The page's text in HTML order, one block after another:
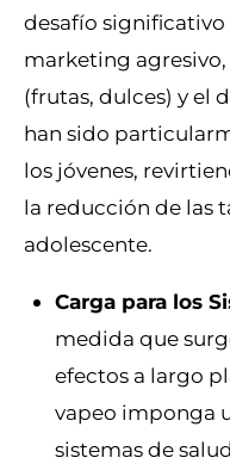
desafío significativo
marketing
(frutas, dulces) y el
han sido
los jóvenes,
la reducción de las
adolescente.
Carga para los
medida que
efectos a largo
vapeo imponga
sistemas de